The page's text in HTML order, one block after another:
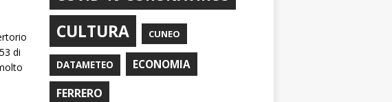
di
CULTURA CUNEO
DATAMETEO ECONOMIA
FERRERO